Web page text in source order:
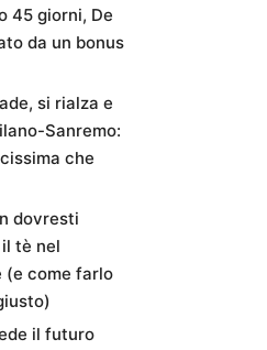
45 giorni, De
da un bonus
si rialza e
Sanremo:
che
dovresti
tè nel
(e come farlo
il futuro